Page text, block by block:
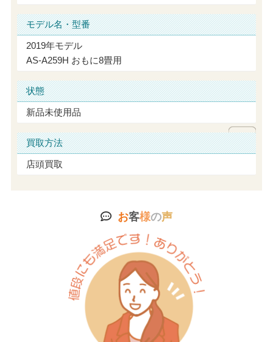
モデル名・型番
2019年モデル
AS-A259H おもに8畳用
状態
新品未使用品
買取方法
店頭買取
お客様の声